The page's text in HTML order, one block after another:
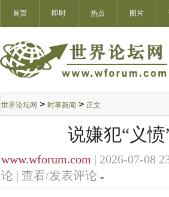
首页 即时 热点 图片
世界论坛网 > 时事新闻 > 正文
说嫌犯“义
www.wforum.com | 2026-07-08
论 | 查看/发表评论